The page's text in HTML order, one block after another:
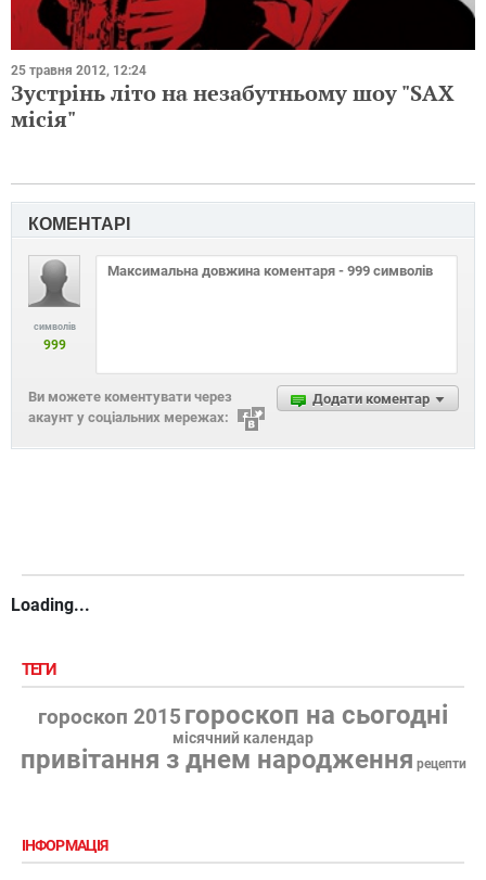
25 травня 2012, 12:24
Зустрінь літо на незабутньому шоу "SAX
місія"
КОМЕНТАРІ
символів
999
Додати коментар
Ви можете коментувати через
акаунт у соціальних мережах:
Loading...
ТЕГИ
гороскоп 2015 гороскоп на сьогодні
місячний календар
привітання з днем народження рецепти
ІНФОРМАЦІЯ